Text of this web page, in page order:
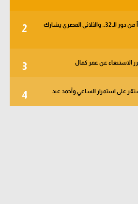
2
خبر في الجول - الأهلي يبدأ من دور الـ 32.. والثلاثي المصري يشارك
3 الاستنغاء عن عمر كمال
4 على استمرار الساعي وأحمد عيد